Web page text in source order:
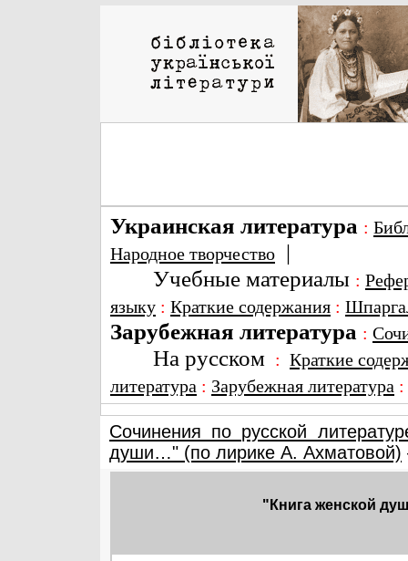
Украинская литература :
Народное творчество |
Учебные материалы :
языку : Краткие содержания :
Зарубежная литература :
На русском : Краткие
литература : Зарубежная литература
Сочинения по русской
души…" (по лирике А. Ахматовой)
"Книга женской